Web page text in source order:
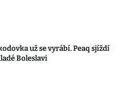
už se vyrábí. Peaq sjíždí
Boleslavi